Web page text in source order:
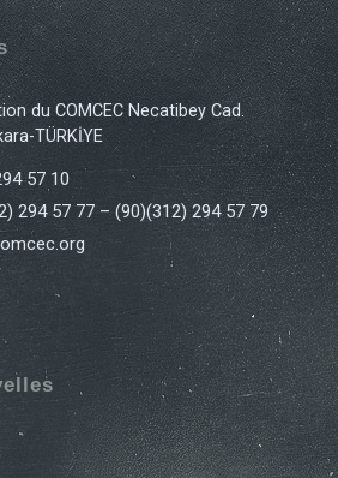
du COMCEC Necatibey Cad.
TÜRKİYE
57 10
294 57 77 – (90)(312) 294 57 79